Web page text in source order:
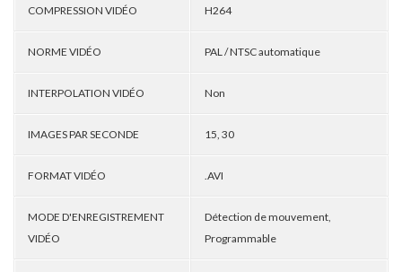
COMPRESSION VIDÉO H264
NORME VIDÉO PAL / NTSC automatique
INTERPOLATION VIDÉO Non
IMAGES PAR SECONDE 15, 30
FORMAT VIDÉO .AVI
MODE D'ENREGISTREMENT
VIDÉO
Détection de mouvement,
Programmable